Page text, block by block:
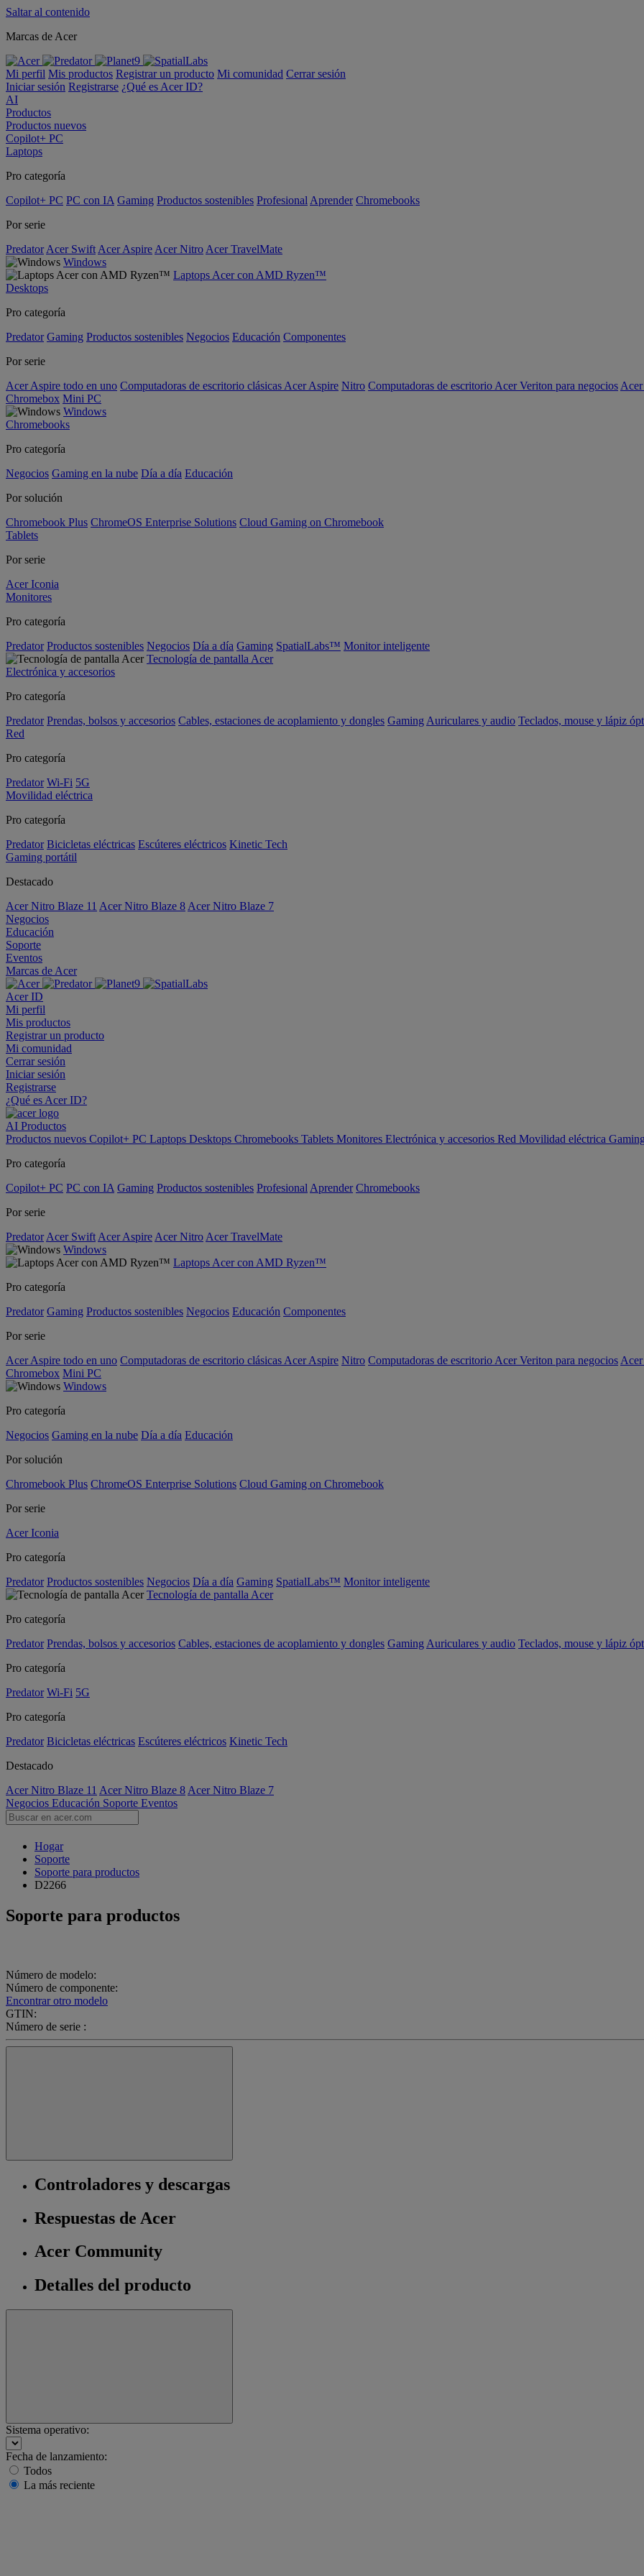
Saltar al contenido
Marcas de Acer
Mi perfil Mis productos Registrar un producto Mi comunidad Cerrar sesión
Iniciar sesión Registrarse ¿Qué es Acer ID?
AI
Productos
Productos nuevos
Copilot+ PC
Laptops
Pro categoría
Copilot+ PC PC con IA Gaming Productos sostenibles Profesional Aprender Chromebooks
Por serie
Predator Acer Swift Acer Aspire Acer Nitro Acer TravelMate
Windows
Laptops Acer con AMD Ryzen™
Desktops
Pro categoría
Predator Gaming Productos sostenibles Negocios Educación Componentes
Por serie
Acer Aspire todo en uno Computadoras de escritorio clásicas Acer Aspire Nitro Computadoras de escritorio Acer Veriton para negocios
Chromebox Mini PC
Windows
Chromebooks
Pro categoría
Negocios Gaming en la nube Día a día Educación
Por solución
Chromebook Plus ChromeOS Enterprise Solutions Cloud Gaming on Chromebook
Tablets
Por serie
Acer Iconia
Monitores
Pro categoría
Predator Productos sostenibles Negocios Día a día Gaming SpatialLabs™ Monitor inteligente
Tecnología de pantalla Acer
Electrónica y accesorios
Pro categoría
Predator Prendas, bolsos y accesorios Cables, estaciones de acoplamiento y dongles Gaming Auriculares y audio Teclados, mouse y lápiz
Red
Pro categoría
Predator Wi-Fi 5G
Movilidad eléctrica
Pro categoría
Predator Bicicletas eléctricas Escúteres eléctricos Kinetic Tech
Gaming portátil
Destacado
Acer Nitro Blaze 11 Acer Nitro Blaze 8 Acer Nitro Blaze 7
Negocios
Educación
Soporte
Eventos
Marcas de Acer
Acer ID
Mi perfil
Mis productos
Registrar un producto
Mi comunidad
Cerrar sesión
Iniciar sesión
Registrarse
¿Qué es Acer ID?
AI Productos
Productos nuevos Copilot+ PC Laptops Desktops Chromebooks Tablets Monitores Electrónica y accesorios Red Movilidad eléctrica
Pro categoría
Copilot+ PC PC con IA Gaming Productos sostenibles Profesional Aprender Chromebooks
Por serie
Predator Acer Swift Acer Aspire Acer Nitro Acer TravelMate
Windows
Laptops Acer con AMD Ryzen™
Pro categoría
Predator Gaming Productos sostenibles Negocios Educación Componentes
Por serie
Acer Aspire todo en uno Computadoras de escritorio clásicas Acer Aspire Nitro Computadoras de escritorio Acer Veriton para negocios
Chromebox Mini PC
Windows
Pro categoría
Negocios Gaming en la nube Día a día Educación
Por solución
Chromebook Plus ChromeOS Enterprise Solutions Cloud Gaming on Chromebook
Por serie
Acer Iconia
Pro categoría
Predator Productos sostenibles Negocios Día a día Gaming SpatialLabs™ Monitor inteligente
Tecnología de pantalla Acer
Pro categoría
Predator Prendas, bolsos y accesorios Cables, estaciones de acoplamiento y dongles Gaming Auriculares y audio Teclados, mouse y lápiz
Pro categoría
Predator Wi-Fi 5G
Pro categoría
Predator Bicicletas eléctricas Escúteres eléctricos Kinetic Tech
Destacado
Acer Nitro Blaze 11 Acer Nitro Blaze 8 Acer Nitro Blaze 7
Negocios Educación Soporte Eventos
Hogar
Soporte
Soporte para productos
D2266
Soporte para productos
Número de modelo:
Número de componente:
Encontrar otro modelo
GTIN:
Número de serie :
Controladores y descargas
Respuestas de Acer
Acer Community
Detalles del producto
Sistema operativo:
Fecha de lanzamiento:
Todos
La más reciente